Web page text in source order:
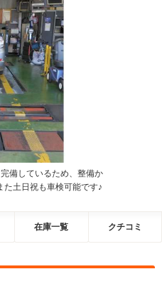
備しているため、整備か
た土日祝も車検可能です♪
在庫一覧 クチコミ